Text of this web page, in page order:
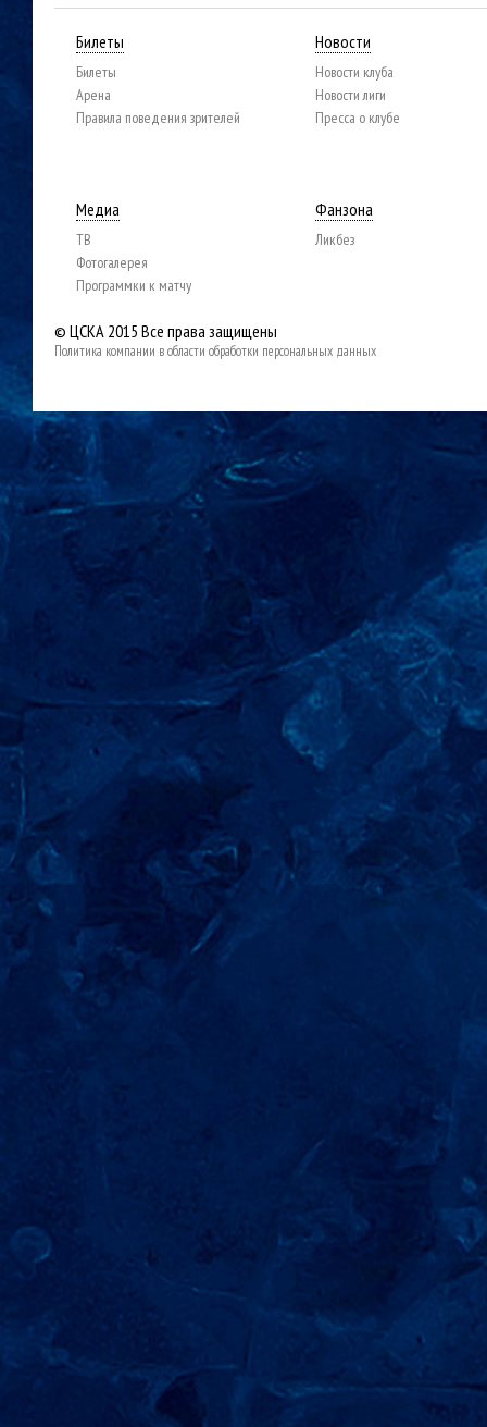
Билеты
Билеты
Арена
Правила поведения зрителей
Новости
Новости клуба
Новости лиги
Пресса о клубе
Медиа
ТВ
Фотогалерея
Программки к матчу
Фанзона
Ликбез
© ЦСКА 2015 Все права защищены
Политика компании в области обработки персональных данных